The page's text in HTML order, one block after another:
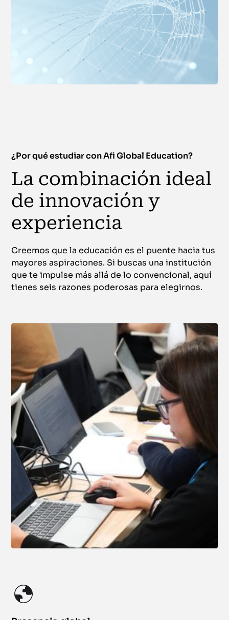
¿Por qué estudiar con Afi Global Education?
La combinación ideal
de innovación y
experiencia
Creemos que la educación es el puente hacia tus
mayores aspiraciones. Si buscas una institución
que te impulse más allá de lo convencional, aquí
tienes seis razones poderosas para elegirnos.